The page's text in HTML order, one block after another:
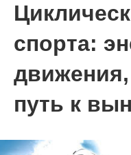
спорта:
путь к